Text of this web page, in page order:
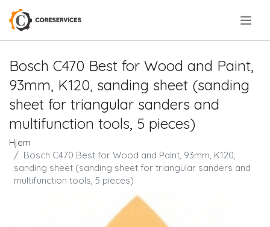
Bosch C470 Best for Wood and Paint,
93mm, K120, sanding sheet (sanding
sheet for triangular sanders and
multifunction tools, 5 pieces)
Hjem
Bosch C470 Best for Wood and Paint, 93mm, K120,
sanding sheet (sanding sheet for triangular sanders and
multifunction tools, 5 pieces)